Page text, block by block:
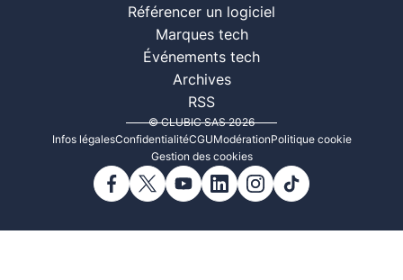
Référencer un logiciel
Marques tech
Événements tech
Archives
RSS
© CLUBIC SAS 2026
Infos légalesConfidentialitéCGUModérationPolitique cookie
Gestion des cookies